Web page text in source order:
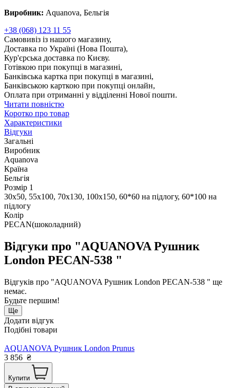
Виробник: Aquanova, Бельгія
+38 (068) 123 11 55
Самовивіз із нашого магазину,
Доставка по Україні (Нова Пошта),
Кур'єрська доставка по Києву.
Готівкою при покупці в магазині,
Банківська картка при покупці в магазині,
Банківською карткою при покупці онлайн,
Оплата при отриманні у відділенні Нової пошти.
Читати повністю
Коротко про товар
Характеристики
Відгуки
Загальні
Виробник
Aquanova
Країна
Бельгія
Розмір 1
30x50, 55x100, 70x130, 100x150, 60*60 на підлогу, 60*100 на
підлогу
Колір
PECAN(шоколадний)
Відгуки про "AQUANOVA Рушник
London PECAN-538 "
Відгуків про "AQUANOVA Рушник London PECAN-538 " ще
немає.
Будьте першим!
Ще
Додати відгук
Подібні товари
AQUANOVA Рушник London Prunus
3 856 ₴
Купити